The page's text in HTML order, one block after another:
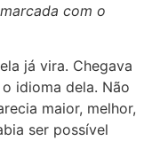
com o
já vira. Chegava
idioma dela. Não
maior, melhor,
ser possível